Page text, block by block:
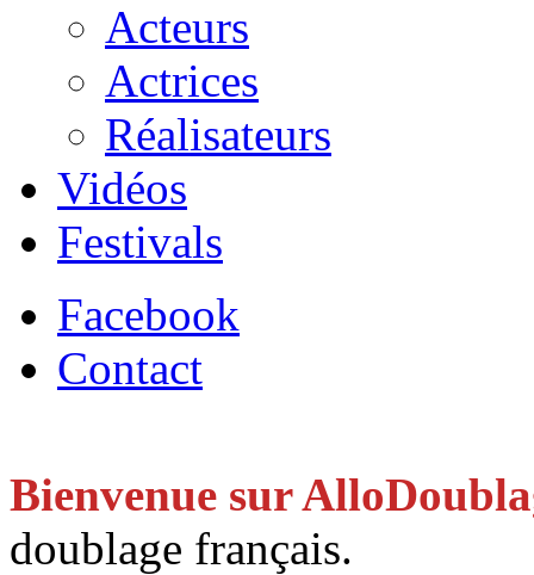
Acteurs
Actrices
Réalisateurs
Vidéos
Festivals
Facebook
Contact
Bienvenue sur
doublage français.